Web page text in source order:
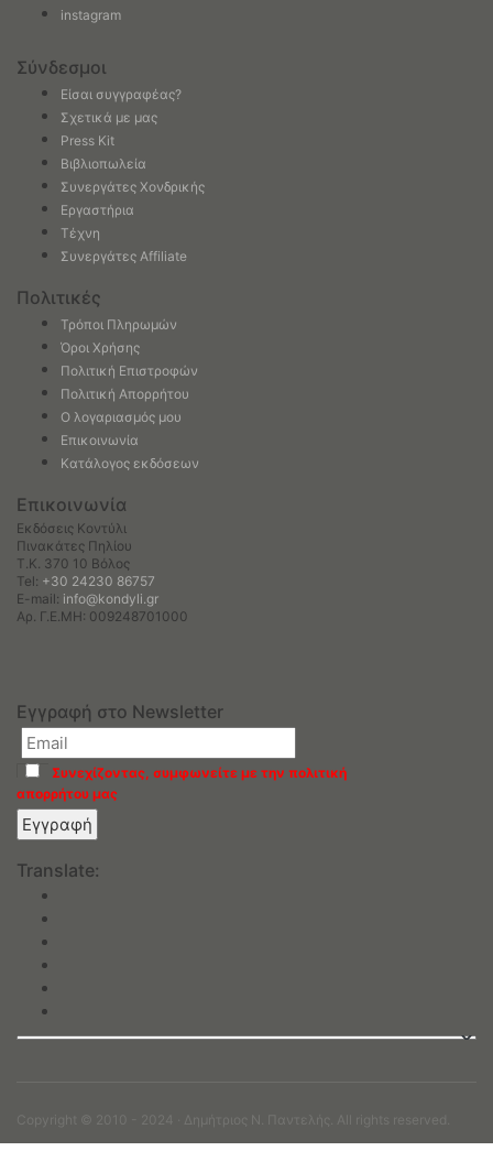
instagram
Σύνδεσμοι
Είσαι συγγραφέας?
Σχετικά με μας
Press Kit
Βιβλιοπωλεία
Συνεργάτες Χονδρικής
Εργαστήρια
Τέχνη
Συνεργάτες Affiliate
Πολιτικές
Τρόποι Πληρωμών
Όροι Χρήσης
Πολιτική Επιστροφών
Πολιτική Απορρήτου
Ο λογαριασμός μου
Επικοινωνία
Κατάλογος εκδόσεων
Επικοινωνία
Εκδόσεις Κοντύλι
Πινακάτες Πηλίου
Τ.Κ. 370 10 Βόλος
Tel: +30 24230 86757
E-mail: info@kondyli.gr
Αρ. Γ.Ε.ΜΗ: 009248701000
Εγγραφή στο Newsletter
Συνεχίζοντας, συμφωνείτε με την πολιτική
απορρήτου μας
Translate:
Copyright © 2010 - 2024 · Δημήτριος N. Παντελής. All rights reserved.